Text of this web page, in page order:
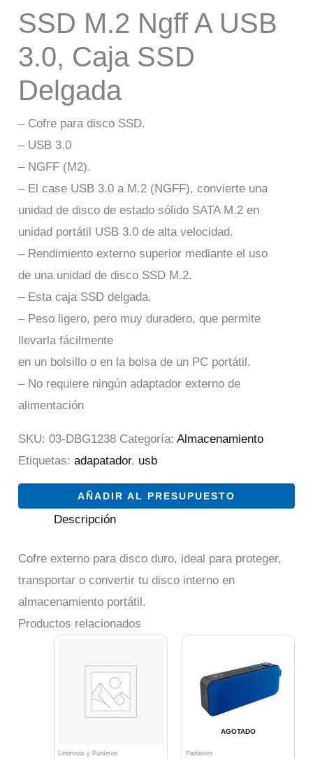
SSD M.2 Ngff A USB
3.0, Caja SSD
Delgada
– Cofre para disco SSD.
– USB 3.0
– NGFF (M2).
– El case USB 3.0 a M.2 (NGFF), convierte una
unidad de disco de estado sólido SATA M.2 en
unidad portátil USB 3.0 de alta velocidad.
– Rendimiento externo superior mediante el uso
de una unidad de disco SSD M.2.
– Esta caja SSD delgada.
– Peso ligero, pero muy duradero, que permite
llevarla fácilmente
en un bolsillo o en la bolsa de un PC portátil.
– No requiere ningún adaptador externo de
alimentación
SKU:03-DBG1238 Categoría:Almacenamiento
Etiquetas:adapatador, usb
AÑADIR AL PRESUPUESTO
Descripción
Cofre externo para disco duro, ideal para proteger,
transportar o convertir tu disco interno en
almacenamiento portátil.
Productos relacionados
Linternas y Punteros
AGOTADO
Parlantes